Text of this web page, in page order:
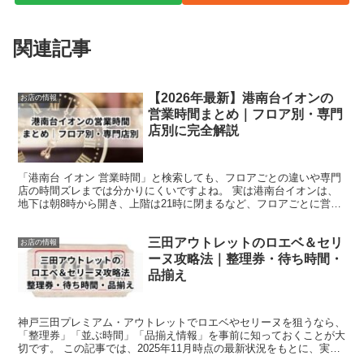
関連記事
お店の情報
【2026年最新】港南台イオンの
営業時間まとめ｜フロア別・専門
店別に完全解説
「港南台 イオン 営業時間」と検索しても、フロアごとの違いや専門
店の時間ズレまでは分かりにくいですよね。 実は港南台イオンは、
地下は朝8時から開き、上階は21時に閉まるなど、フロアごとに営業
お店の情報
三田アウトレットのロエベ＆セリ
ーヌ攻略法｜整理券・待ち時間・
品揃え
神戸三田プレミアム・アウトレットでロエベやセリーヌを狙うなら、
「整理券」「並ぶ時間」「品揃え情報」を事前に知っておくことが大
切です。 この記事では、2025年11月時点の最新状況をもとに、実際